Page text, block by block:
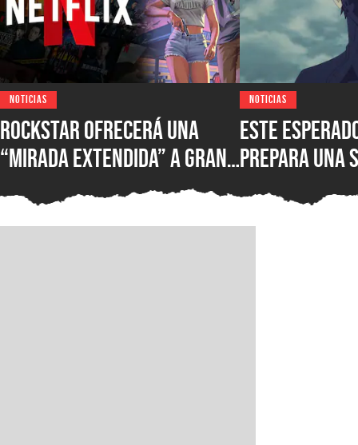
NOTICIAS
Rockstar ofrecerá una
“mirada extendida” a Grand
pero necesitarás una
NOTICIAS
Este
prepara una
septiembre
Kaiju No. 8